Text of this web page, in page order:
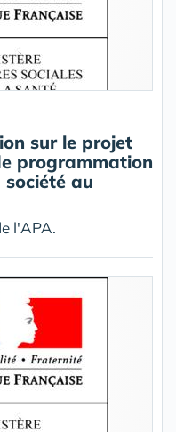
sur le projet
programmation
au
l'APA.